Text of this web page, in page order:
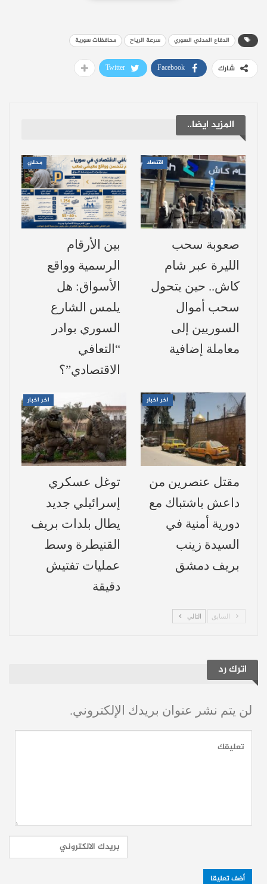
وصف كيال الحرائق بأنها “الأصعب” نظرًا
لوعورة الطرقات والتضاريس ، بالإضافة إلى
وعدم وجود خطوط وصول إلى بؤر النيران.
وأوضح أنقطر الحرائق يتجاوز 20 كيلومترًا
مما أثر على بعض الطرقات الواصلة بين
المناطق مثل الطرق المؤدية إلى البسيط-
قسطل معاف وقرية بيت القصير والقرى
المجاورة، مما زاد من صعوبة التعامل مع
يهيب الدفاع المدني بالمدنيين والسياح في
المنطقةتجنب سلك هذه الطرقات حاليًا
ويطالب السكان القريبين من المناطق الحراجية
بالحذر وإخلائها مؤقتًا
حتى يتم السيطرة على
الحرائق.
الرياح تعرقل الجهود ومطالبات بالمؤازرة
لا توجد نسبة للسيطرة على الحرائق حتى الآن،
حيث أصبحتسرعة الرياحاعتبارًا من بعد ظهر
اليوم الجمعة أحد أبرز المعوقات، إذ فاقمت
إلى أماكن جديدة، وفقًا لكيال.
طلب الدفاع المدني في اللاذقيةمؤازرة من
مختلف المحافظات السوريةكدمشق وحمص
وحلب وإدلب وحماة وطرطوس، في إطار
جهوده المكثفة للسيطرة على النيران وحماية
المساحات الخضراء التي تعتبر عاملًا مهمًا في
حريقًا في مناطق مختلفة بريف اللاذقية قبل
ارتفاع خطير في معدل الحرائق بسوريا
تشهد محافظات سورية مختلفة اندلاع حرائق
ارتفاعًا خطيرًا في معدل اندلاع
الدفاع المدني السوري سرعة الرياح محافظات سورية
شارك Facebook
Twitter
المزيد ايضا..
اقتصاد
صعوبة سحب
الليرة عبر شام
كاش.. حين يتحول
سحب أموال
السوريين إلى
معاملة إضافية
محلي
بين الأرقام
الرسمية وواقع
الأسواق: هل
يلمس الشارع
السوري بوادر
“التعافي
الاقتصادي”؟
اخر اخبار
مقتل عنصرين من
داعش باشتباك مع
دورية أمنية في
السيدة زينب
بريف دمشق
اخر اخبار
توغل عسكري
إسرائيلي جديد
يطال بلدات بريف
القنيطرة وسط
عمليات تفتيش
دقيقة
السابق التالي
اترك رد
لن يتم نشر عنوان بريدك الإلكتروني.